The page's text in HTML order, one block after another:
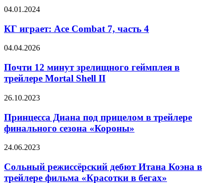
трейлер
«Беглец»
КГ
Ace
Combat
7,
4
04.01.2024
КГ играет: Ace Combat 7, часть 4
Почти
минут
зрелищного
геймплея
трейлере
Shell
II
04.04.2026
Почти 12 минут зрелищного геймплея в
трейлере Mortal Shell II
Принцесса
под
прицелом
в
финального
«Короны»
26.10.2023
Принцесса Диана под прицелом в трейлере
финального сезона «Короны»
Сольный
дебют
Итана
24.06.2023
Сольный режиссёрский дебют Итана Коэна в
трейлере фильма «Красотки в бегах»